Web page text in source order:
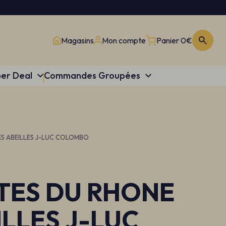
Magasins Mon compte Panier0€
Deal Commandes Groupées
ABEILLES J-LUC COLOMBO
DU RHONE